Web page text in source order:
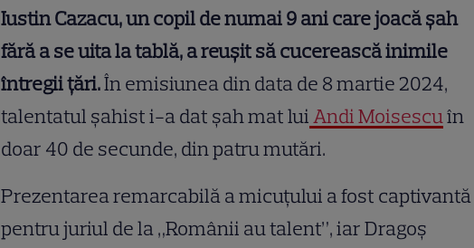
Iustin Cazacu, un copil de numai 9 ani care joacă șah
fără a se uita la tablă, a reușit să cucerească inimile
întregii țări.În emisiunea din data de 8 martie 2024,
talentatul șahist i-a dat șah mat luiAndi Moisescuîn
doar 40 de secunde, din patru mutări.
Prezentarea remarcabilă a micuțului a fost captivantă
pentru juriul de la „Românii au talent”, iar Dragoș